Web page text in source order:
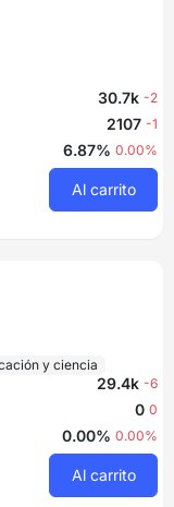
30.7k -2
2107 -1
6.87% 0.00%
Al carrito
y ciencia
29.4k -6
0 0
0.00% 0.00%
Al carrito